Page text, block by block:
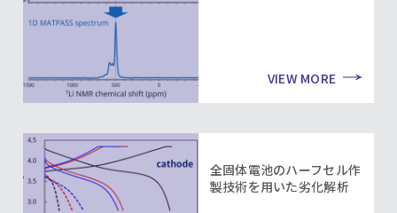
VIEW MORE
全固体電池のハーフセル作
製技術を用いた劣化解析